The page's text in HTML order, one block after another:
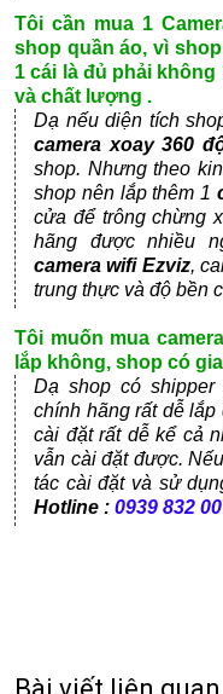
Tôi cần mua 1
shop quần áo, vì
1 cái là đủ phải
và chất lượng .
Dạ nếu diện tích
camera xoay 360
shop. Nhưng theo
shop nên lắp thêm 1
cửa để trông chừng
hãng được nhiều
camera wifi Ezviz,
trung thực và độ bền
Tôi muốn mua
lắp không, shop có
Dạ shop có
chính hãng rất dễ lắp
cài đặt rất dễ kể cả
vẫn cài đặt được.
tác cài đặt và sử
Hotline : 0939 832